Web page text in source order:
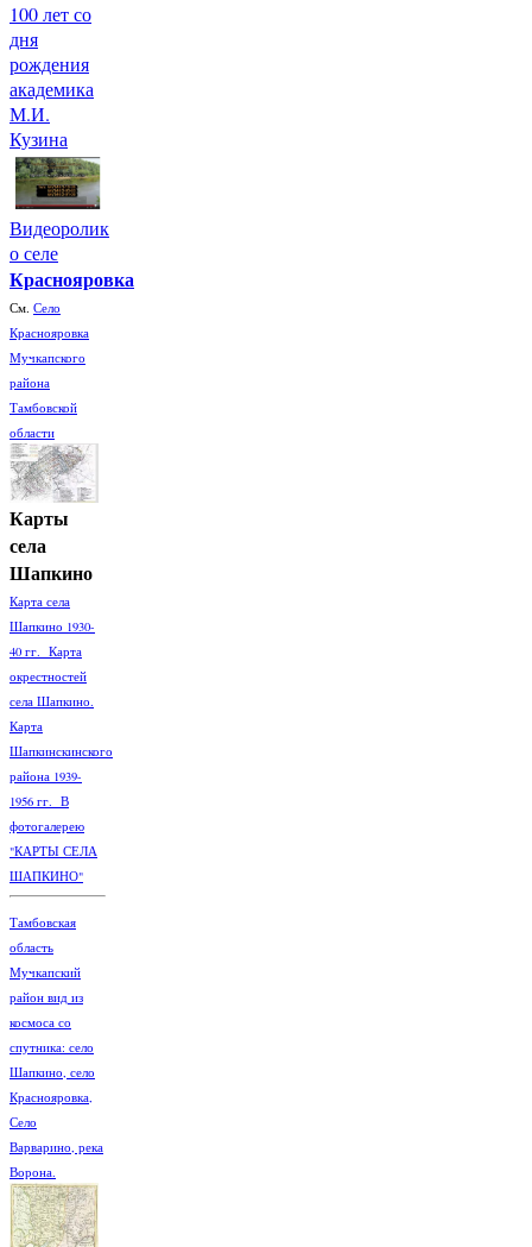
100 лет со
дня
рождения
академика
М.И.
Кузина
Видеоролик
о селе
Краснояровка
См. Село
Краснояровка
Мучкапского
района
Тамбовской
области
Карты
села
Шапкино
Карта села
Шапкино 1930-
40 гг. Карта
окрестностей
села Шапкино.
Карта
Шапкинскинского
района 1939-
1956 гг. В
фотогалерею
"КАРТЫ СЕЛА
ШАПКИНО"
Тамбовская
область
Мучкапский
район вид из
космоса со
спутника: село
Шапкино, село
Краснояровка,
Село
Варварино, река
Ворона.